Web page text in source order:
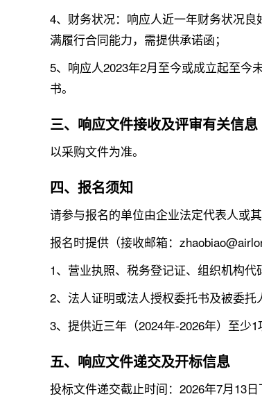
4、财务状况：响应人近一年财务状况
满履行合同能力，需提供承诺函；
5、响应人2023年2月至今或成立起至今
书。
三、响应文件接收及评审有关信息
以采购文件为准。
四、报名须知
请参与报名的单位由企业法定代表人或
报名时提供（接收邮箱：
1、营业执照、税务登记证、组织机构代
2、法人证明或法人授权委托书及被委托
3、提供近三年（2024年-2026年）至少
五、响应文件递交及开标信息
投标文件递交截止时间：2026年7月13日